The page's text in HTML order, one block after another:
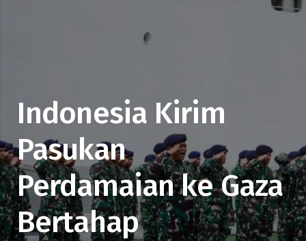
Indonesia Kirim
Pasukan
Perdamaian ke Gaza
Bertahap